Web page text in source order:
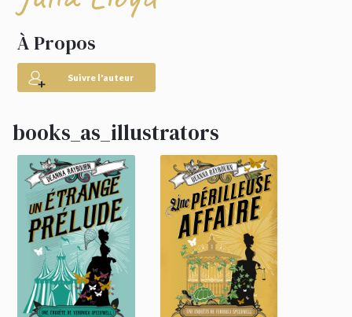
Suivre l'auteur
À Propos
books_as_illustrators